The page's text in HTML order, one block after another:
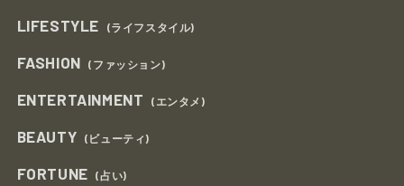
LIFESTYLE (ライフスタイル)
FASHION (ファッション)
ENTERTAINMENT (エンタメ)
BEAUTY (ビューティ)
FORTUNE (占い)